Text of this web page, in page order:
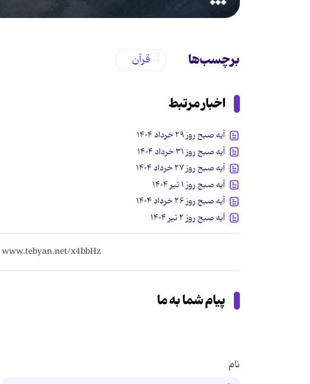
برچسب‌ها قرآن
اخبار مرتبط
آیه صبح روز ۲۹ خرداد ۱۴۰۴
آیه صبح روز ۳۱ خرداد ۱۴۰۴
آیه صبح روز ۲۷ خرداد ۱۴۰۴
آیه صبح روز ۱ تیر ۱۴۰۴
آیه صبح روز ۲۶ خرداد ۱۴۰۴
آیه صبح روز ۲ تیر ۱۴۰۴
پیام شما به ما
نام